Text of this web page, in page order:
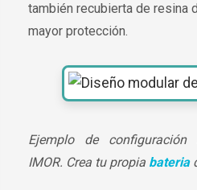
también recubierta de resina
mayor protección.
Ejemplo de configuración
IMOR. Crea tu propia bateria